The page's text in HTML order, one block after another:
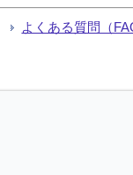
よくある質問（